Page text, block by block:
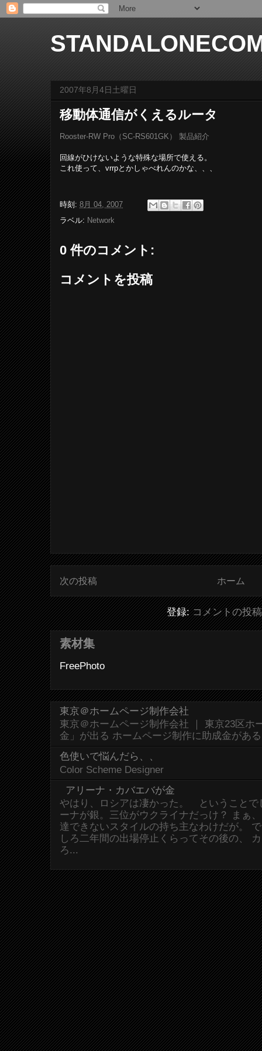
2007年8月4日土曜日
移動体通信がくえるルータ
Rooster-RW Pro（SC-RS601GK） 製品紹介
回線がひけないような特殊な場所で使える。
これ使って、vrrpとかしゃべれんのかな、、、
時刻: 8月 04, 2007
ラベル: Network
0 件のコメント:
コメントを投稿
次の投稿 ホーム
登録:コメントの投
素材集
FreePhoto
東京＠ホームページ制作会社
東京＠ホームページ制作会社 ｜ 東京23区ホ
金」が出る ホームページ制作に助成金があ
色使いで悩んだら、、
Color Scheme Designer
アリーナ・カバエバが金
やはり、ロシアは凄かった。 ということで
ーナが銀。三位がウクライナだっけ？ まぁ
達できないスタイルの持ち主なわけだが。
しろ二年間の出場停止くらってその後の、
ろ...